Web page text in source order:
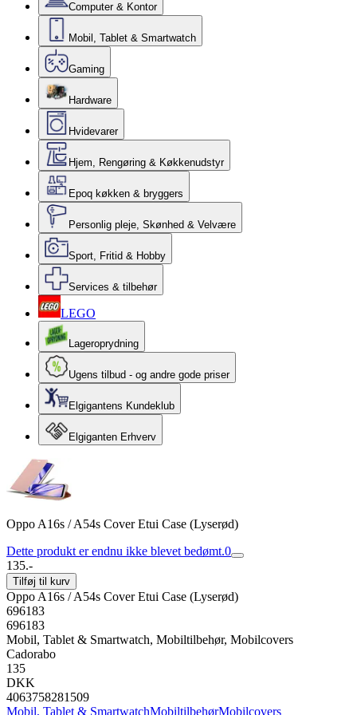
Computer & Kontor
Mobil, Tablet & Smartwatch
Gaming
Hardware
Hvidevarer
Hjem, Rengøring & Køkkenudstyr
Epoq køkken & bryggers
Personlig pleje, Skønhed & Velvære
Sport, Fritid & Hobby
Services & tilbehør
LEGO
Lageroprydning
Ugens tilbud - og andre gode priser
Elgigantens Kundeklub
Elgiganten Erhverv
Oppo A16s / A54s Cover Etui Case (Lyserød)
Dette produkt er endnu ikke blevet bedømt.0
135.-
Tilføj til kurv
Oppo A16s / A54s Cover Etui Case (Lyserød)
696183
696183
Mobil, Tablet & Smartwatch, Mobiltilbehør, Mobilcovers
Cadorabo
135
DKK
4063758281509
Mobil, Tablet & SmartwatchMobiltilbehørMobilcovers